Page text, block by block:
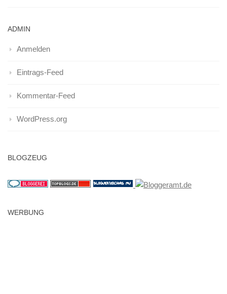
ADMIN
Anmelden
Eintrags-Feed
Kommentar-Feed
WordPress.org
BLOGZEUG
WERBUNG